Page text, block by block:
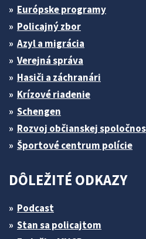
Európske programy
Policajný zbor
Azyl a migrácia
Verejná správa
Hasiči a záchranári
Krízové riadenie
Schengen
Rozvoj občianskej
Športové centrum polície
DÔLEŽITÉ ODKAZY
Podcast
Stan sa policajtom